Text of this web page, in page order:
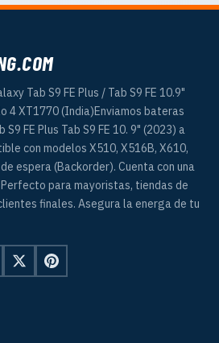
Tab S9 FE Plus / Tab S9 FE 10.9"
4 XT1770 (India)Enviamos bateras
FE Plus Tab S9 FE 10. 9" (2023) a
con modelos X510, X516B, X610,
espera (Backorder). Cuenta con una
para mayoristas, tiendas de
finales. Asegura la energa de tu